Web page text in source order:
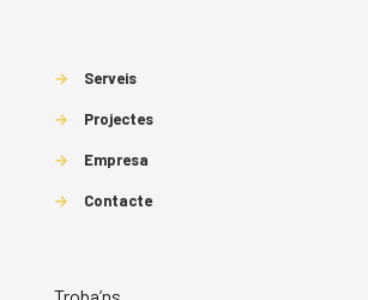
→ Serveis
→ Projectes
→ Empresa
→ Contacte